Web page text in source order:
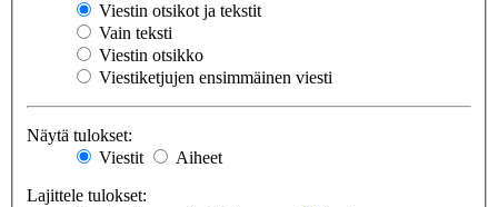
Viestin otsikot ja tekstit
Vain teksti
Viestin otsikko
Viestiketjujen ensimmäinen viesti
Näytä tulokset:
Viestit
Aiheet
Lajittele tulokset: